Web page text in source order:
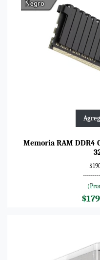
Memoria RAM DDR4